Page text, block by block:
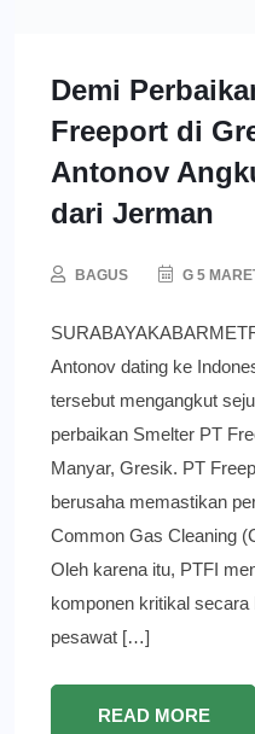
Demi
Freeport di
Antonov
dari Jerman
BAGUS G 5
Antonov dating ke
tersebut mengangkut
perbaikan Smelter PT
Manyar, Gresik. PT
berusaha memastikan
Common Gas Cleaning
Oleh karena itu, PTFI
komponen kritikal
pesawat […]
READ MORE